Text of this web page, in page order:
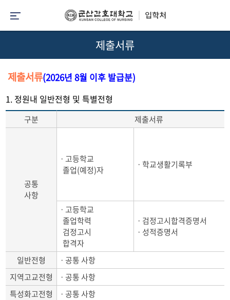
제출서류
제출서류(2026년 8월 이후 발급분)
1. 정원내 일반전형 및 특별전형
구분 제출서류
공통
사항
ㆍ고등학교
졸업(예정)자
ㆍ학교생활기록부
ㆍ고등학교
졸업학력
검정고시
합격자
ㆍ검정고시합격증명서
ㆍ성적증명서
일반전형
ㆍ공통 사항
지역고교전형
ㆍ공통 사항
특성화고전형
ㆍ공통 사항